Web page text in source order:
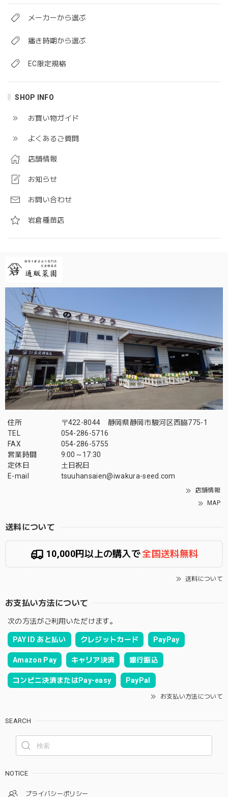
メーカーから選ぶ
播き時期から選ぶ
EC限定規格
SHOP INFO
お買い物ガイド
よくあるご質問
店舗情報
お知らせ
お問い合わせ
岩倉種苗店
住所
〒422-8044 静岡県静岡市駿河区西脇775-1
TEL
054-286-5716
FAX
054-286-5755
営業時間
9:00～17:30
定休日
土日祝日
E-mail
tsuuhansaien@iwakura-seed.com
店舗情報
MAP
送料について
10,000円以上の購入で全国送料無料
送料について
お支払い方法について
次の方法がご利用いただけます。
PAY ID あと払い クレジットカード PayPay
Amazon Pay キャリア決済 銀行振込
コンビニ決済またはPay-easy PayPal
お支払い方法について
SEARCH
NOTICE
プライバシーポリシー